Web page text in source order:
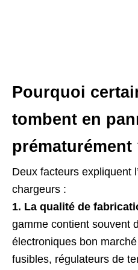
Pourquoi
tombent en
prématurément
Deux facteurs expliquent
chargeurs :
1. La qualité de
gamme contient souvent
électroniques bon
fusibles, régulateurs de